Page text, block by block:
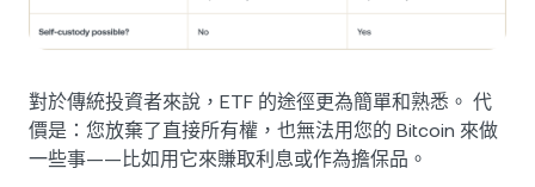
對於傳統投資者來說，ETF 的途徑更為簡單和熟悉。 代
價是：您放棄了直接所有權，也無法用您的 Bitcoin 來做
一些事——比如用它來賺取利息或作為擔保品。